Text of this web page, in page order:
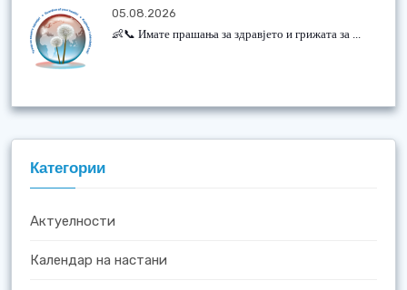
05.08.2026
👶📞 Имате прашања за здравјето и грижата за ...
Категории
Актуелности
Календар на настани